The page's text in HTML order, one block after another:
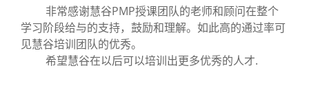
非常感谢慧谷PMP授课团队的老师和顾问在整个
学习阶段给与的支持，鼓励和理解。如此高的通过率可
见慧谷培训团队的优秀。
希望慧谷在以后可以培训出更多优秀的人才.